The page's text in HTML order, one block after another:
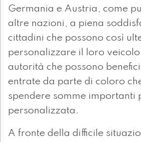
Germania e Austria, come
altre nazioni, a piena
cittadini che possono così
personalizzare il loro
autorità che possono
entrate da parte di coloro
spendere somme importanti
personalizzata.
A fronte della difficile